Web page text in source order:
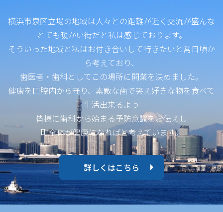
横浜市泉区立場の地域は人々との距離が近く交流が盛んな
とても暖かい街だと私は感じております。
そういった地域と私はお付き合いして行きたいと常日頃か
ら考えており、
歯医者・歯科としてこの場所に開業を決めました。
健康を口腔内から守り、素敵な歯で笑え好きな物を食べて
生活出来るよう
皆様に歯科から始まる予防意識をお伝えし
町全体が健康になればと考えています。
詳しくはこちら